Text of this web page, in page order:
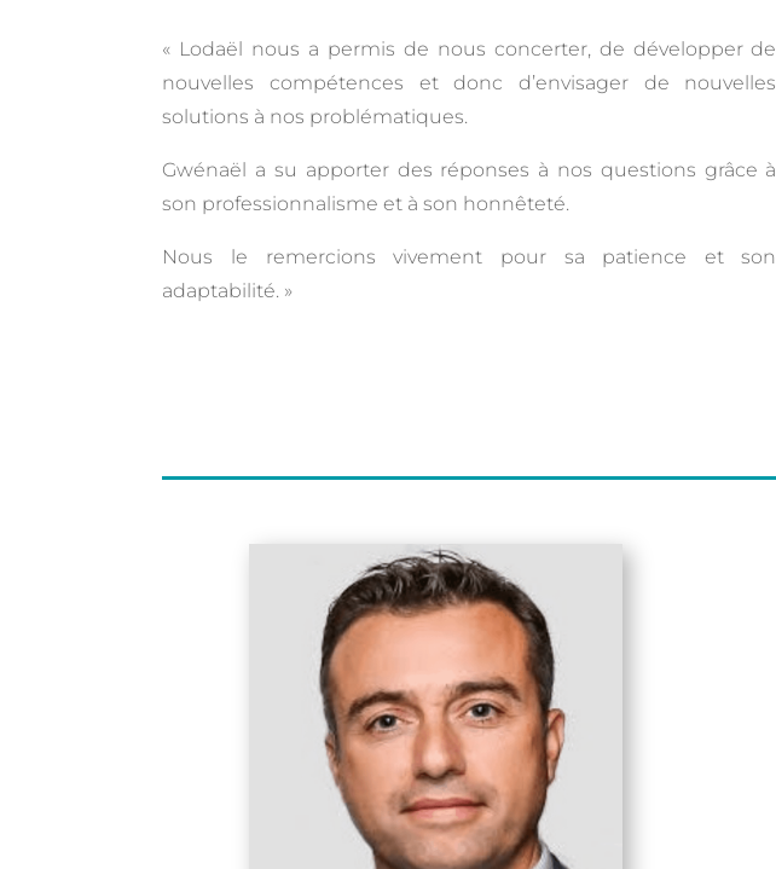
« Lodaël nous a permis de nous concerter, de développer de
nouvelles compétences et donc d’envisager de nouvelles
solutions à nos problématiques.
Gwénaël a su apporter des réponses à nos questions grâce à
son professionnalisme et à son honnêteté.
Nous le remercions vivement pour sa patience et son
adaptabilité. »